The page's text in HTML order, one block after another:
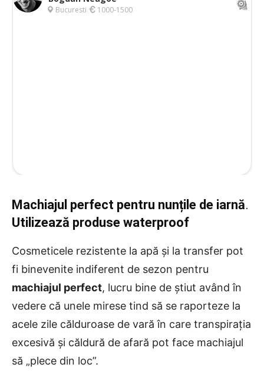
Machiajul perfect pentru nunțile de iarnă.
Utilizează produse waterproof
Cosmeticele rezistente la apă și la transfer pot
fi binevenite indiferent de sezon pentru
machiajul perfect, lucru bine de știut având în
vedere că unele mirese tind să se raporteze la
acele zile călduroase de vară în care transpirația
excesivă și căldură de afară pot face machiajul
să „plece din loc”.